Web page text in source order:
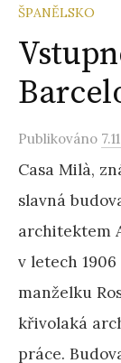
ŠPANĚLSKO
Publikováno
Casa Milà,
slavná
architektem
v letech
manželku
křivolaká
práce.